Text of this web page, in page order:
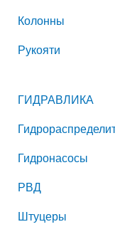
Колонны
Рукояти
ГИДРАВЛИКА
Гидронасосы
РВД
Штуцеры